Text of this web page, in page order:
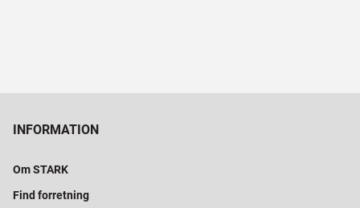
INFORMATION
Om STARK
Find forretning